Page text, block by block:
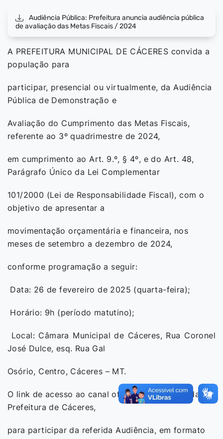
Audiência Pública: Prefeitura anuncia audiência pública
de avaliação das Metas Fiscais / 2024
A PREFEITURA MUNICIPAL DE CÁCERES convida a
população para
participar, presencial ou virtualmente, da Audiência
Pública de Demonstração e
Avaliação do Cumprimento das Metas Fiscais,
referente ao 3º quadrimestre de 2024,
em cumprimento ao Art. 9.º, § 4º, e do Art. 48,
Parágrafo Único da Lei Complementar
101/2000 (Lei de Responsabilidade Fiscal), com o
objetivo de apresentar a
movimentação orçamentária e financeira, nos
meses de setembro a dezembro de 2024,
conforme programação a seguir:
Data: 26 de fevereiro de 2025 (quarta-feira);
Horário: 9h (período matutino);
Local: Câmara Municipal de Cáceres, Rua Coronel
José Dulce, esq. Rua Gal
Osório, Centro, Cáceres – MT.
O link de acesso ao canal oficial da imprensa da
Prefeitura de Cáceres,
para participar da referida Audiência, em formato